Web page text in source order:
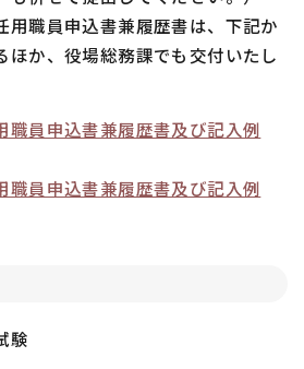
職員申込書兼履歴書は、下記か
ほか、役場総務課でも交付いたし
職員申込書兼履歴書及び記入例
職員申込書兼履歴書及び記入例
験